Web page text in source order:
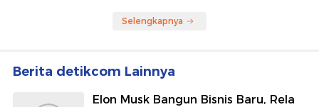
Selengkapnya
Berita detikcom Lainnya
Elon Musk Bangun Bisnis Baru, Rela